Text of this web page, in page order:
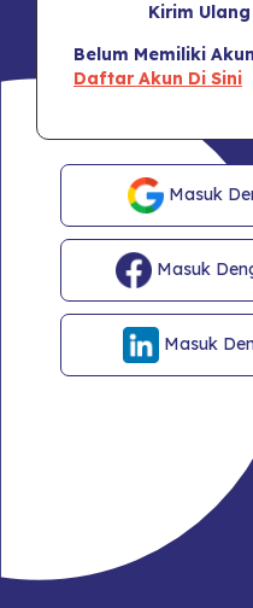
Kirim
Belum Memiliki
Daftar Akun Di Sini
Masuk
Masuk
Masuk